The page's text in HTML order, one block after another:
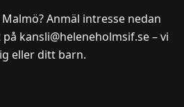
Anmäl intresse nedan
kansli@heleneholmsif.se – vi
eller ditt barn.